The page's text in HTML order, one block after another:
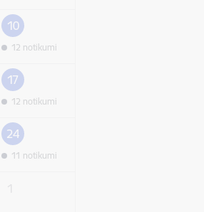
10
12 notikumi
17
12 notikumi
24
11 notikumi